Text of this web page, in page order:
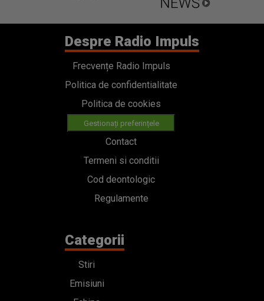
Despre Radio Impuls
Frecvențe Radio Impuls
Politica de confidentialitate
Politica de cookies
Gestionați preferințele
Contact
Termeni si conditii
Cod deontologic
Regulamente
Categorii
Stiri
Emisiuni